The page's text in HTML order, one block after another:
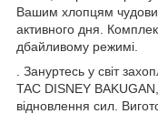
Вашим хлопцям
активного дня.
дбайливому режимі.
. Зануртесь у світ
TAC DISNEY
відновлення сил.